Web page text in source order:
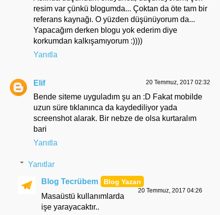
resim var çünkü blogumda... Çoktan da öte tam bir
referans kaynağı. O yüzden düşünüyorum da...
Yapacağım derken blogu yok ederim diye
korkumdan kalkışamıyorum :))))
Yanıtla
Elif 20 Temmuz, 2017 02:32
Bende siteme uyguladım şu an :D Fakat mobilde
uzun süre tıklanınca da kaydediliyor yada
screenshot alarak. Bir nebze de olsa kurtaralım
bari
Yanıtla
Yanıtlar
Blog Tecrübem
20 Temmuz, 2017 04:26
Masaüstü kullanımlarda
işe yarayacaktır..